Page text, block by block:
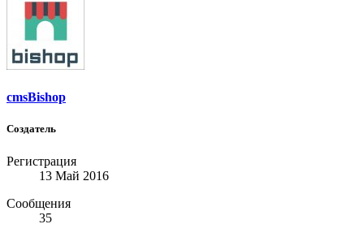
cmsBishop
Создатель
Регистрация
13 Май 2016
Сообщения
35